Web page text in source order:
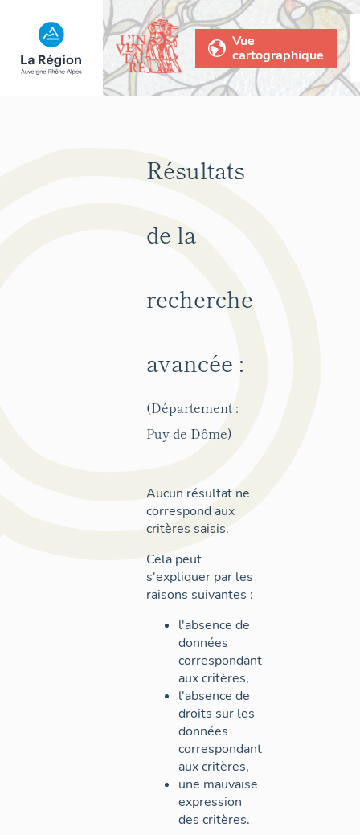
Vue
cartographique
Résultats
de la
recherche
avancée :
(Département :
Puy-de-Dôme)
Aucun résultat ne
correspond aux
critères saisis.
Cela peut
s'expliquer par les
raisons suivantes :
l'absence de
données
correspondant
aux critères,
l'absence de
droits sur les
données
correspondant
aux critères,
une mauvaise
expression
des critères.